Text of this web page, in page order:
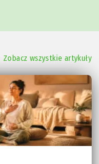
Zobacz wszystkie artykuły